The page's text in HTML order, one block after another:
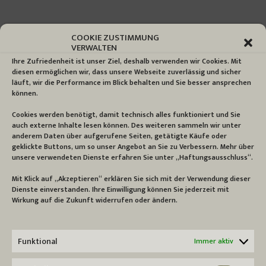
COOKIE ZUSTIMMUNG
VERWALTEN
Ihre Zufriedenheit ist unser Ziel, deshalb verwenden wir Cookies. Mit
diesen ermöglichen wir, dass unsere Webseite zuverlässig und sicher
läuft, wir die Performance im Blick behalten und Sie besser ansprechen
können.
Cookies werden benötigt, damit technisch alles funktioniert und Sie
auch externe Inhalte lesen können. Des weiteren sammeln wir unter
anderem Daten über aufgerufene Seiten, getätigte Käufe oder
geklickte Buttons, um so unser Angebot an Sie zu Verbessern. Mehr über
unsere verwendeten Dienste erfahren Sie unter „Haftungsausschluss“.
Mit Klick auf „Akzeptieren“ erklären Sie sich mit der Verwendung dieser
Dienste einverstanden. Ihre Einwilligung können Sie jederzeit mit
Wirkung auf die Zukunft widerrufen oder ändern.
Funktional Immer aktiv
SUCHE